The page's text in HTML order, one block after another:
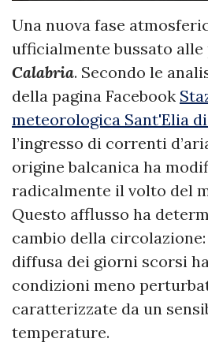
Una nuova fase
ufficialmente bussato alle
Calabria. Secondo le
della pagina Facebook
meteorologica Sant'Elia
l’ingresso di correnti
origine balcanica ha
radicalmente il volto del
Questo afflusso ha
cambio della
diffusa dei giorni scorsi
condizioni meno
caratterizzate da un
temperature.